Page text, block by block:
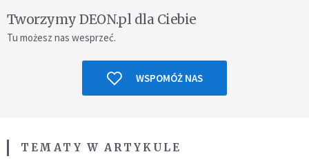
Tworzymy DEON.pl dla Ciebie
Tu możesz nas wesprzeć.
WSPOMÓŻ NAS
TEMATY W ARTYKULE